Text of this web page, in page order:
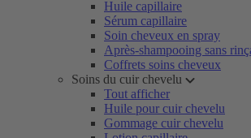
Huile capillaire
Sérum capillaire
Soin cheveux en spray
Après-shampooing sans
Coffrets soins cheveux
Soins du cuir chevelu
Tout afficher
Huile pour cuir chevelu
Gommage cuir chevelu